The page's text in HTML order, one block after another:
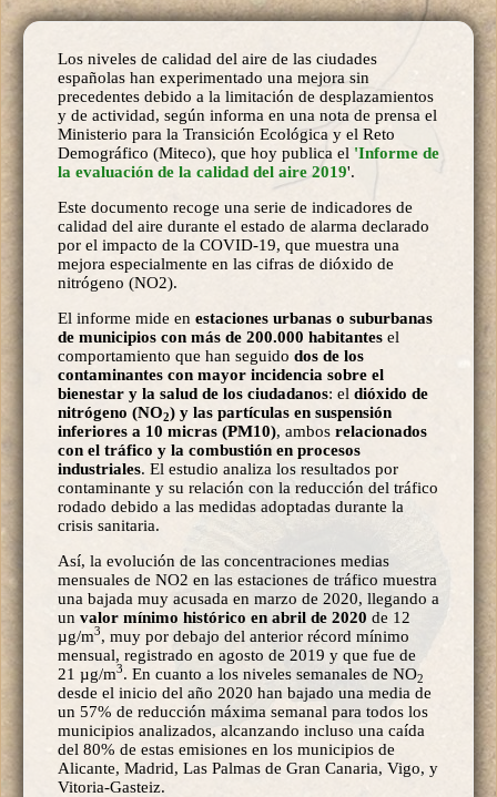
Los niveles de calidad del aire de las ciudades
españolas han experimentado una mejora sin
precedentes debido a la limitación de desplazamientos
y de actividad, según informa en una nota de prensa el
Ministerio para la Transición Ecológica y el Reto
Demográfico (Miteco), que hoy publica el 'Informe de
la evaluación de la calidad del aire 2019'.
Este documento recoge una serie de indicadores de
calidad del aire durante el estado de alarma declarado
por el impacto de la COVID-19, que muestra una
mejora especialmente en las cifras de dióxido de
nitrógeno (NO2).
El informe mide en estaciones urbanas o suburbanas
de municipios con más de 200.000 habitantes el
comportamiento que han seguido dos de los
contaminantes con mayor incidencia sobre el
bienestar y la salud de los ciudadanos: el dióxido de
nitrógeno (NO2) y las partículas en suspensión
inferiores a 10 micras (PM10), ambos relacionados
con el tráfico y la combustión en procesos
industriales. El estudio analiza los resultados por
contaminante y su relación con la reducción del tráfico
rodado debido a las medidas adoptadas durante la
crisis sanitaria.
Así, la evolución de las concentraciones medias
mensuales de NO2 en las estaciones de tráfico muestra
una bajada muy acusada en marzo de 2020, llegando a
un valor mínimo histórico en abril de 2020 de 12
µg/m3, muy por debajo del anterior récord mínimo
mensual, registrado en agosto de 2019 y que fue de
21 µg/m3. En cuanto a los niveles semanales de NO2
desde el inicio del año 2020 han bajado una media de
un 57% de reducción máxima semanal para todos los
municipios analizados, alcanzando incluso una caída
del 80% de estas emisiones en los municipios de
Alicante, Madrid, Las Palmas de Gran Canaria, Vigo, y
Vitoria-Gasteiz.